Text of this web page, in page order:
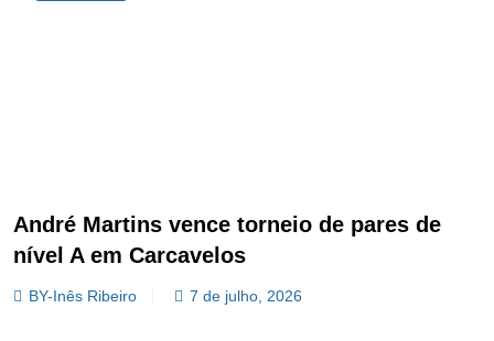
André Martins vence torneio de pares de
nível A em Carcavelos
BY-Inês Ribeiro 7 de julho, 2026